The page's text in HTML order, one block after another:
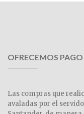
OFRECEMOS
Las compras que
avaladas por el